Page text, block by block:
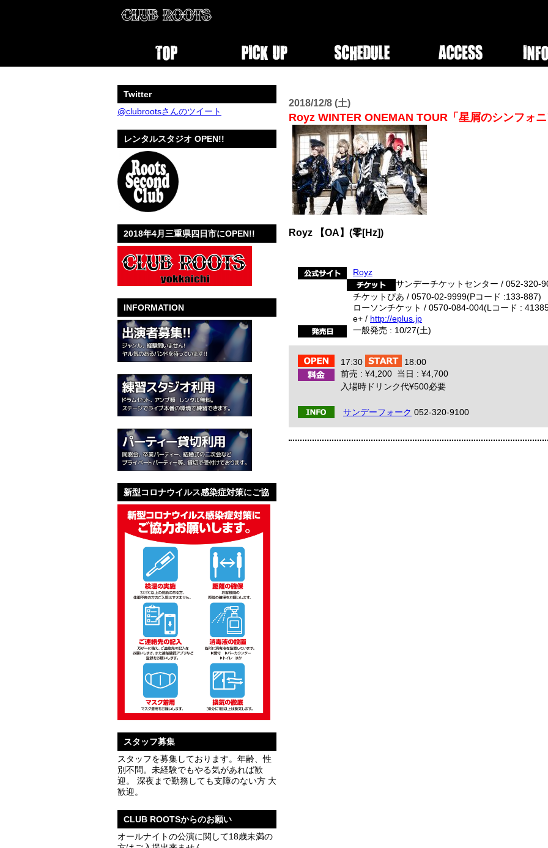
2018/12/8 (土)
Royz WINTER ONEMAN TOUR「星屑のシンフォニ
Royz 【OA】(零[Hz])
Royz
サンデーチケットセンター / 052-320-
チケットぴあ / 0570-02-9999(Pコード :133-887)
ローソンチケット / 0570-084-004(Lコード :
e+ / http://eplus.jp
一般発売 : 10/27(土)
17:30
18:00
前売 : ¥4,200 当日 : ¥4,700
入場時ドリンク代¥500必要
サンデーフォーク 052-320-9100
Twitter
@clubrootsさんのツイート
レンタルスタジオ OPEN!!
2018年4月三重県四日市にOPEN!!
INFORMATION
新型コロナウイルス感染症対策にご協
力お願いします。
スタッフ募集
スタッフを募集しております。年齢、性
別不問。未経験でもやる気があれば歓
迎。 深夜まで勤務しても支障のない方 大
歓迎。
CLUB ROOTSからのお願い
オールナイトの公演に関して18歳未満の